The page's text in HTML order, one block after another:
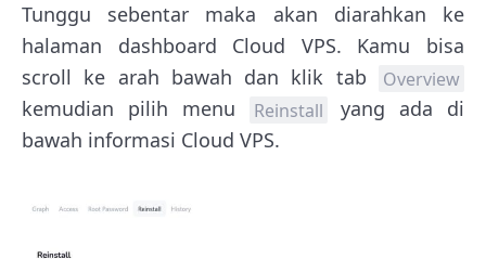
Tunggu sebentar maka akan diarahkan ke
halaman dashboard Cloud VPS. Kamu bisa
scroll ke arah bawah dan klik tab
Overview
kemudian pilih menu Reinstall
yang ada di
bawah informasi Cloud VPS.